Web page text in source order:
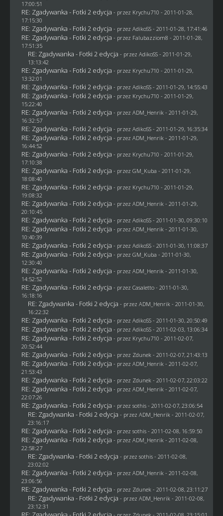
17:00:51
RE: Zgadywanka - Fotki 2 edycja - przez Krychu710 - 2011-01-28,
17:15:30
RE: Zgadywanka - Fotki 2 edycja - przez AdikoSS - 2011-01-28, 17:41:46
RE: Zgadywanka - Fotki 2 edycja - przez Falubazziom8 - 2011-01-28,
17:51:35
RE: Zgadywanka - Fotki 2 edycja - przez AdikoSS - 2011-01-29,
13:13:42
RE: Zgadywanka - Fotki 2 edycja - przez Krychu710 - 2011-01-29,
13:32:01
RE: Zgadywanka - Fotki 2 edycja - przez AdikoSS - 2011-01-29, 14:55:43
RE: Zgadywanka - Fotki 2 edycja - przez Krychu710 - 2011-01-29,
15:22:40
RE: Zgadywanka - Fotki 2 edycja - przez ADM_Henrik - 2011-01-29,
16:32:57
RE: Zgadywanka - Fotki 2 edycja - przez AdikoSS - 2011-01-29, 16:35:34
RE: Zgadywanka - Fotki 2 edycja - przez ADM_Henrik - 2011-01-29,
16:44:52
RE: Zgadywanka - Fotki 2 edycja - przez Krychu710 - 2011-01-29,
17:10:38
RE: Zgadywanka - Fotki 2 edycja - przez GM_Kuba - 2011-01-29,
18:08:40
RE: Zgadywanka - Fotki 2 edycja - przez Krychu710 - 2011-01-29,
19:08:32
RE: Zgadywanka - Fotki 2 edycja - przez ADM_Henrik - 2011-01-29,
20:10:45
RE: Zgadywanka - Fotki 2 edycja - przez AdikoSS - 2011-01-30, 09:30:10
RE: Zgadywanka - Fotki 2 edycja - przez ADM_Henrik - 2011-01-30,
10:40:39
RE: Zgadywanka - Fotki 2 edycja - przez AdikoSS - 2011-01-30, 11:08:37
RE: Zgadywanka - Fotki 2 edycja - przez GM_Kuba - 2011-01-30,
12:30:40
RE: Zgadywanka - Fotki 2 edycja - przez ADM_Henrik - 2011-01-30,
14:52:52
RE: Zgadywanka - Fotki 2 edycja - przez Casaletto- 2011-01-30,
16:18:16
RE: Zgadywanka - Fotki 2 edycja - przez ADM_Henrik - 2011-01-30,
16:22:32
RE: Zgadywanka - Fotki 2 edycja - przez AdikoSS - 2011-01-30, 20:50:49
RE: Zgadywanka - Fotki 2 edycja - przez AdikoSS - 2011-02-03, 13:06:34
RE: Zgadywanka - Fotki 2 edycja - przez Krychu710 - 2011-02-07,
20:52:44
RE: Zgadywanka - Fotki 2 edycja - przez Zdunek - 2011-02-07, 21:43:13
RE: Zgadywanka - Fotki 2 edycja - przez ADM_Henrik - 2011-02-07,
21:53:43
RE: Zgadywanka - Fotki 2 edycja - przez Zdunek - 2011-02-07, 22:03:22
RE: Zgadywanka - Fotki 2 edycja - przez ADM_Henrik - 2011-02-07,
22:07:26
RE: Zgadywanka - Fotki 2 edycja - przez sothis- 2011-02-07, 23:06:54
RE: Zgadywanka - Fotki 2 edycja - przez ADM_Henrik - 2011-02-07,
23:16:17
RE: Zgadywanka - Fotki 2 edycja - przez sothis- 2011-02-08, 16:59:50
RE: Zgadywanka - Fotki 2 edycja - przez ADM_Henrik - 2011-02-08,
22:58:27
RE: Zgadywanka - Fotki 2 edycja - przez sothis- 2011-02-08,
23:02:02
RE: Zgadywanka - Fotki 2 edycja - przez ADM_Henrik - 2011-02-08,
23:06:56
RE: Zgadywanka - Fotki 2 edycja - przez Zdunek - 2011-02-08, 23:11:27
RE: Zgadywanka - Fotki 2 edycja - przez ADM_Henrik - 2011-02-08,
23:12:31